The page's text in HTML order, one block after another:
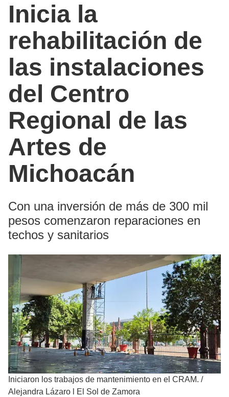
Inicia la
rehabilitación de
las instalaciones
del Centro
Regional de las
Artes de
Michoacán
Con una inversión de más de 300 mil
pesos comenzaron reparaciones en
techos y sanitarios
Iniciaron los trabajos de mantenimiento en el CRAM. /
Alejandra Lázaro l El Sol de Zamora